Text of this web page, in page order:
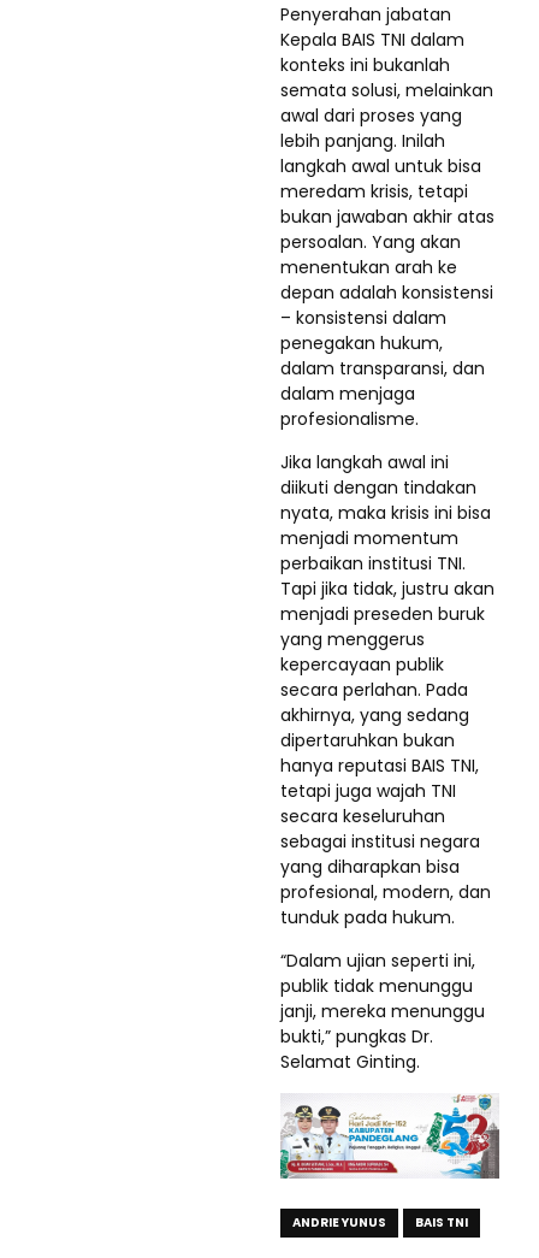
Penyerahan jabatan
Kepala BAIS TNI dalam
konteks ini bukanlah
semata solusi, melainkan
awal dari proses yang
lebih panjang. Inilah
langkah awal untuk bisa
meredam krisis, tetapi
bukan jawaban akhir atas
persoalan. Yang akan
menentukan arah ke
depan adalah konsistensi
– konsistensi dalam
penegakan hukum,
dalam transparansi, dan
dalam menjaga
profesionalisme.
Jika langkah awal ini
diikuti dengan tindakan
nyata, maka krisis ini bisa
menjadi momentum
perbaikan institusi TNI.
Tapi jika tidak, justru akan
menjadi preseden buruk
yang menggerus
kepercayaan publik
secara perlahan. Pada
akhirnya, yang sedang
dipertaruhkan bukan
hanya reputasi BAIS TNI,
tetapi juga wajah TNI
secara keseluruhan
sebagai institusi negara
yang diharapkan bisa
profesional, modern, dan
tunduk pada hukum.
“Dalam ujian seperti ini,
publik tidak menunggu
janji, mereka menunggu
bukti,” pungkas Dr.
Selamat Ginting.
ANDRIE YUNUS BAIS TNI